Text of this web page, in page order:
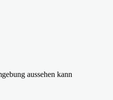
aussehen kann